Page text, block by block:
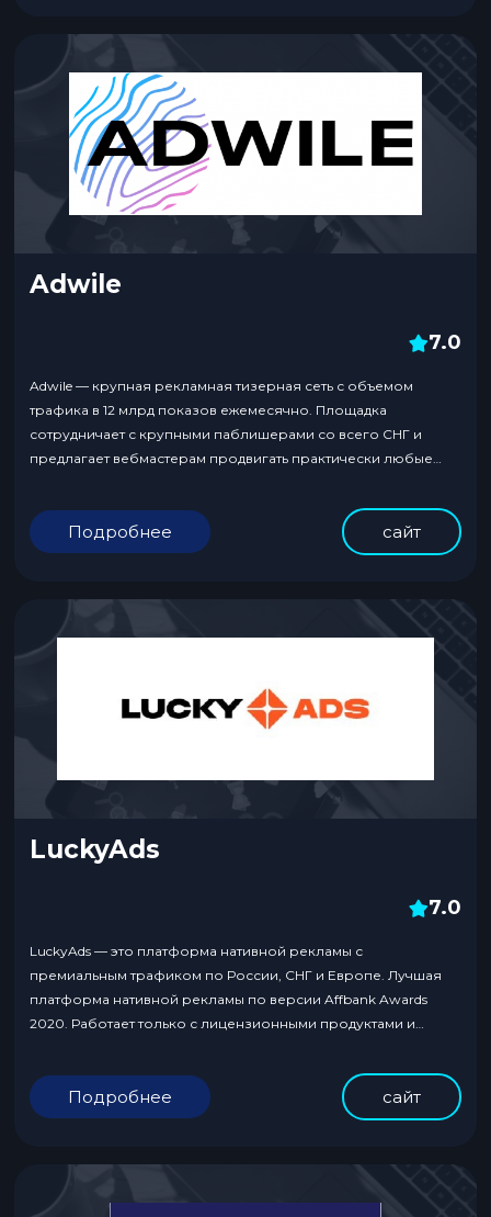
Adwile
7.0
Adwile — крупная рекламная тизерная сеть с объемом
трафика в 12 млрд показов ежемесячно. Площадка
сотрудничает с крупными паблишерами со всего СНГ и
предлагает вебмастерам продвигать практически любые
Подробнее сайт
LuckyAds
7.0
LuckyAds — это платформа нативной рекламы с
премиальным трафиком по России, СНГ и Европе. Лучшая
платформа нативной рекламы по версии Affbank Awards
2020. Работает только с лицензионными продуктами и
максимальное качество трафика. Предлагает цены от 0,5₽ за
клик.
Подробнее сайт